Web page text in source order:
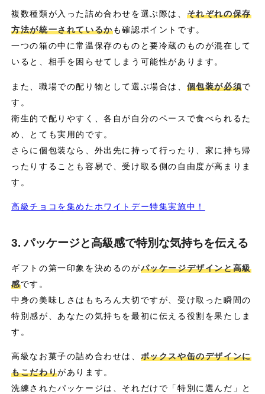
複数種類が入った詰め合わせを選ぶ際は、 それぞれの保存
方法が統一されているかも確認ポイントです。
一つの箱の中に常温保存のものと要冷蔵のものが混在して
いると、相手を困らせてしまう可能性があります。
また、職場での配り物として選ぶ場合は、 個包装が必須で
す。
衛生的で配りやすく、各自が自分のペースで食べられるた
め、とても実用的です。
さらに個包装なら、外出先に持って行ったり、家に持ち帰
ったりすることも容易で、受け取る側の自由度が高まりま
す。
高級チョコを集めたホワイトデー特集実施中！
3. パッケージと高級感で特別な気持ちを伝える
ギフトの第一印象を決めるのがパッケージデザインと高級
感です。
中身の美味しさはもちろん大切ですが、受け取った瞬間の
特別感が、あなたの気持ちを最初に伝える役割を果たしま
す。
高級なお菓子の詰め合わせは、 ボックスや缶のデザインに
もこだわりがあります。
洗練されたパッケージは、それだけで「特別に選んだ」と